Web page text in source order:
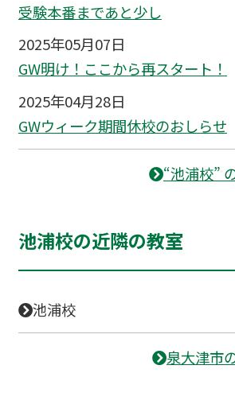
受験本番まであと少し
2025年05月07日
GW明け！ここから再スタート！
2025年04月28日
GWウィーク期間休校のおしらせ
“池浦校”
池浦校の近隣の教室
池浦校
泉大津市